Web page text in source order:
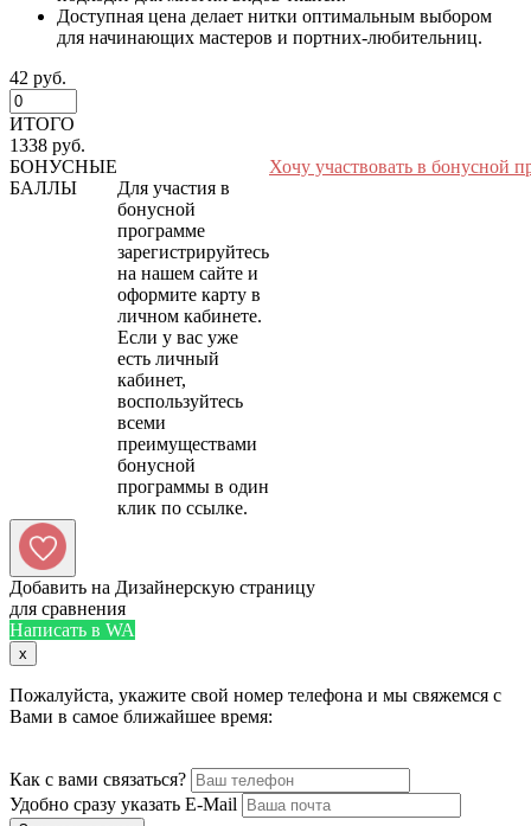
Доступная цена делает нитки оптимальным выбором
для начинающих мастеров и портних-любительниц.
42 руб.
ИТОГО
1338 руб.
БОНУСНЫЕ
БАЛЛЫ
Для участия в
бонусной
программе
зарегистрируйтесь
на нашем сайте и
оформите карту в
личном кабинете.
Если у вас уже
есть личный
кабинет,
воспользуйтесь
всеми
преимуществами
бонусной
программы в один
Хочу участвовать в бонусной
Добавить на Дизайнерскую страницу
для сравнения
Написать в WA
x
Пожалуйста, укажите свой номер телефона и мы свяжемся с
Вами в самое ближайшее время:
Как с вами связаться?
Удобно сразу указать E-Mail